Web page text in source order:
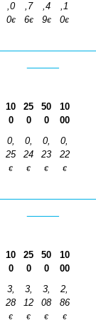
,0
0€
,7
6€
,4
9€
,1
0€
10
0
25
0
50
0
10
00
0,
25
€
0,
24
€
0,
23
€
0,
22
€
10
0
25
0
50
0
10
00
3,
28
€
3,
12
€
3,
08
€
2,
86
€